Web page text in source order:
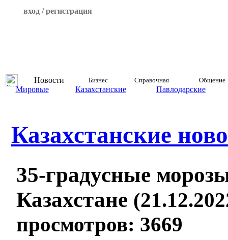
вход / регистрация
Новости Бизнес Справочная Общение
Мировые Казахстанские Павлодарские
Казахстанские
35-градусные
Казахстане
просмотров: 3669